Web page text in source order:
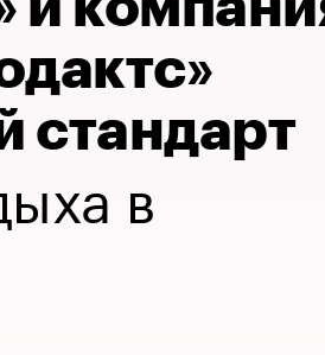
стандарт
в